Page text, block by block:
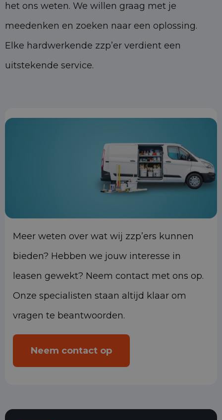
het ons weten. We willen graag met je
meedenken en zoeken naar een oplossing.
Elke hardwerkende zzp’er verdient een
uitstekende service.
Meer weten over wat wij zzp’ers kunnen
bieden? Hebben we jouw interesse in
leasen gewekt? Neem contact met ons op.
Onze specialisten staan altijd klaar om
vragen te beantwoorden.
Neem contact op